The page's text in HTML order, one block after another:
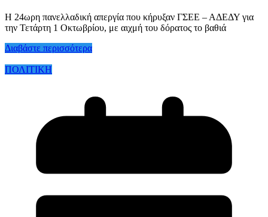
Η 24ωρη πανελλαδική απεργία που κήρυξαν ΓΣΕΕ – ΑΔΕΔΥ για
την Τετάρτη 1 Οκτωβρίου, με αιχμή του δόρατος το βαθιά
Διαβάστε περισσότερα
ΠΟΛΙΤΙΚΗ